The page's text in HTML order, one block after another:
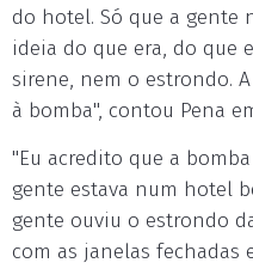
do hotel. Só que a gente
ideia do que era, do que
sirene, nem o estrondo.
à bomba", contou Pena
"Eu acredito que a
gente estava num hotel
gente ouviu o estrondo
com as janelas fechadas